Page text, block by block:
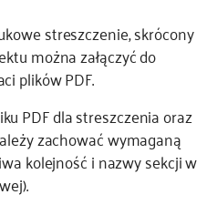
streszczenie, skrócony
można załączyć do
plików PDF.
PDF dla streszczenia oraz
zachować wymaganą
kolejność i nazwy sekcji w